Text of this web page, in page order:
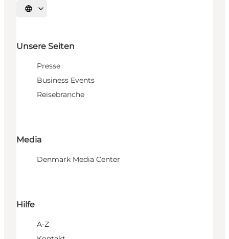
Sprache auswählen
Unsere Seiten
Presse
Business Events
Reisebranche
Media
Denmark Media Center
Hilfe
A-Z